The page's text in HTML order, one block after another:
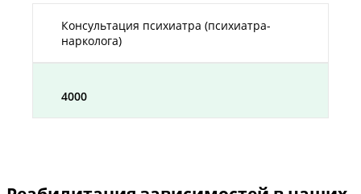
Консультация психиатра (психиатра-
нарколога)
4000